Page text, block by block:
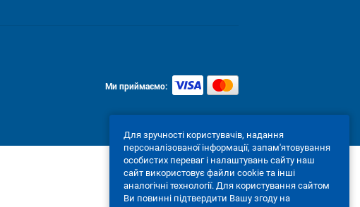
Ми приймаємо:
Для зручності користувачів, надання
персоналізованої інформації, запам'ятовування
особистих переваг і налаштувань сайту наш
сайт використовує файли cookie та інші
аналогічні технології. Для користування сайтом
Ви повинні підтвердити Вашу згоду на